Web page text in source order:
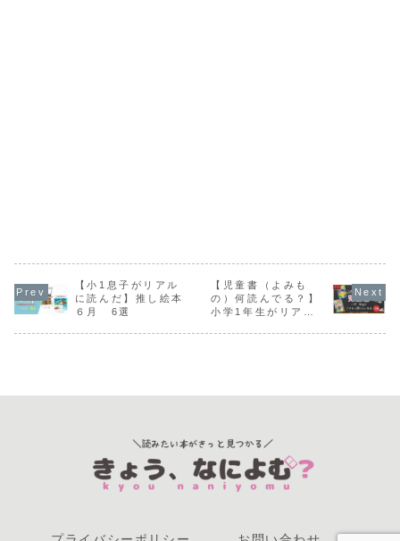
【小1息子がリアル
に読んだ】推し絵本
６月 6選
【児童書（よみも
の）何読んでる？】
小学1年生がリアル